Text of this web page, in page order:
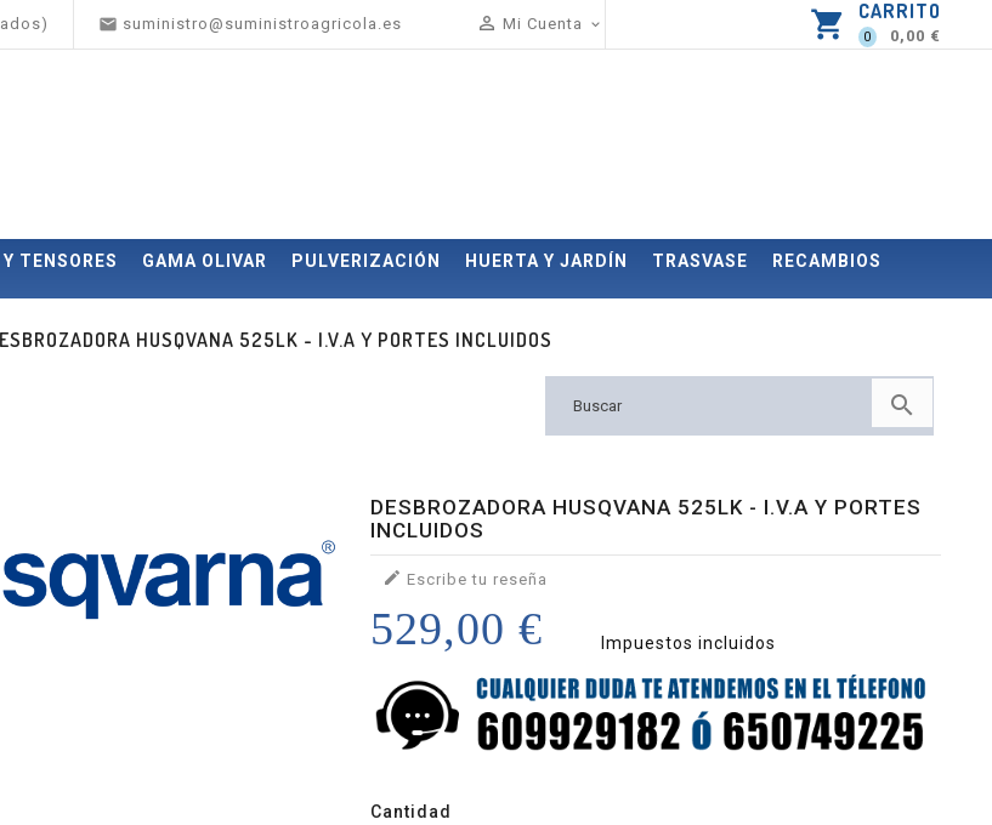
 suministro@suministroagricola.es  Mi Cuenta  shopping_cart CARRITO
0 0,00 €
TENSORES GAMA OLIVAR PULVERIZACIÓN HUERTA Y JARDÍN TRASVASE RECAMBIOS
HUSQVANA 525LK - I.V.A Y PORTES INCLUIDOS

DESBROZADORA HUSQVANA 525LK - I.V.A Y PORTES
INCLUIDOS
 Escribe tu reseña
529,00 € Impuestos incluidos
Cantidad